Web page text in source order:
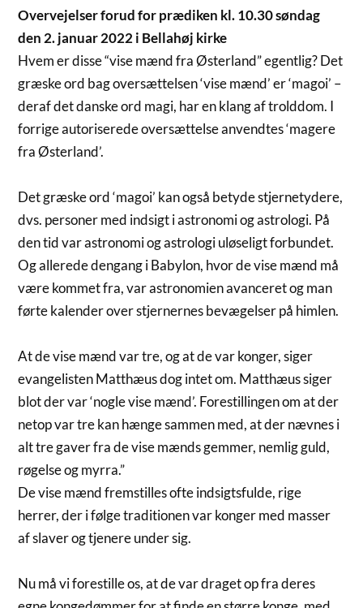
Overvejelser forud for prædiken kl. 10.30 søndag
den 2. januar 2022 i Bellahøj kirke
Hvem er disse “vise mænd fra Østerland” egentlig? Det
græske ord bag oversættelsen ‘vise mænd’ er ‘magoi’ –
deraf det danske ord magi, har en klang af trolddom. I
forrige autoriserede oversættelse anvendtes ‘magere
fra Østerland’.
Det græske ord ‘magoi’ kan også betyde stjernetydere,
dvs. personer med indsigt i astronomi og astrologi. På
den tid var astronomi og astrologi uløseligt forbundet.
Og allerede dengang i Babylon, hvor de vise mænd må
være kommet fra, var astronomien avanceret og man
førte kalender over stjernernes bevægelser på himlen.
At de vise mænd var tre, og at de var konger, siger
evangelisten Matthæus dog intet om. Matthæus siger
blot der var ‘nogle vise mænd’. Forestillingen om at der
netop var tre kan hænge sammen med, at der nævnes i
alt tre gaver fra de vise mænds gemmer, nemlig guld,
røgelse og myrra.”
De vise mænd fremstilles ofte indsigtsfulde, rige
herrer, der i følge traditionen var konger med masser
af slaver og tjenere under sig.
Nu må vi forestille os, at de var draget op fra deres